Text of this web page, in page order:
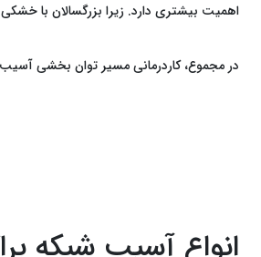
اهمیت بیشتری دارد. زیرا بزرگسالان با
در مجموع، کاردرمانی مسیر توان ‌بخشی آسیب
انواع آسیب شبکه